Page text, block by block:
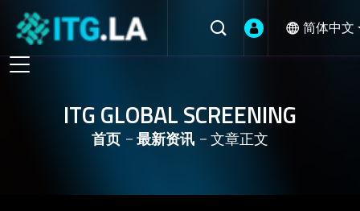
简体中文
ITG GLOBAL SCREENING
首页 最新资讯 文章正文